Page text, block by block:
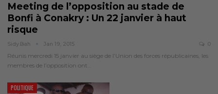
Meeting de l’opposition au stade de
Bonfi à Conakry : Un 22 janvier à haut
risque
Sidy.bah Jan 19, 2015 0
Réunis mercredi 15 janvier au siège de l’Union des forces républicaines, les
membres de l’opposition ont…
POLITIQUE